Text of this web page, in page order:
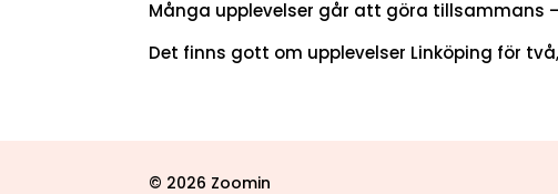
Många upplevelser går att göra tillsammans
Det finns gott om upplevelser Linköping för
© 2026 Zoomin